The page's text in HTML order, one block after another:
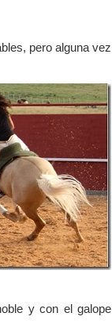
pero alguna vez
y con el galope